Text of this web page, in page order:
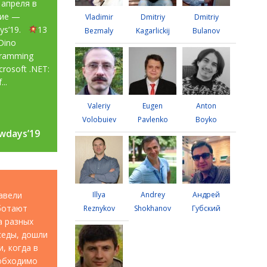
в
—
13
.NET:
разных
дошли
когда в
Vladimir
Bezmaly
Dmitriy
Kagarlickij
Dmitriy
Bulanov
Valeriy
Volobuiev
Eugen
Pavlenko
Anton
Boyko
Illya
Reznykov
Andrey
Shokhanov
Андрей
Губский